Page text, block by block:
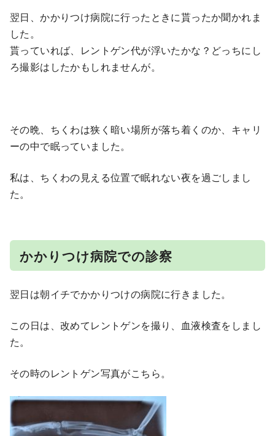
翌日、かかりつけ病院に行ったときに貰ったか聞かれま
した。
貰っていれば、レントゲン代が浮いたかな？どっちにし
ろ撮影はしたかもしれませんが。
その晩、ちくわは狭く暗い場所が落ち着くのか、キャリ
ーの中で眠っていました。
私は、ちくわの見える位置で眠れない夜を過ごしまし
た。
かかりつけ病院での診察
翌日は朝イチでかかりつけの病院に行きました。
この日は、改めてレントゲンを撮り、血液検査をしまし
た。
その時のレントゲン写真がこちら。